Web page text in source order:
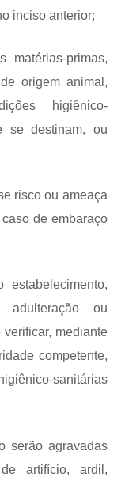
inciso anterior;
matérias-primas,
origem animal,
higiênico-
se destinam, ou
risco ou ameaça
de embaraço
ou
mediante
competente,
sanitárias
serão agravadas
artifício, ardil,